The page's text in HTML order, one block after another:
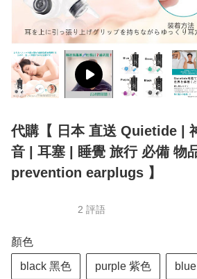
代購【 日本 直送 Quietide |
音 | 耳塞 | 睡覺 旅行 必備 物
prevention earplugs 】
2 評語
顏色
black 黑色 purple 紫色